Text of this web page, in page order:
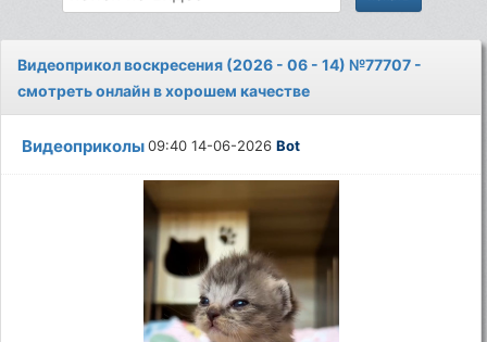
Видеоприкол воскресения (2026 - 06 - 14) №77707 -
смотреть онлайн в хорошем качестве
Видеоприколы09:40 14-06-2026Bot